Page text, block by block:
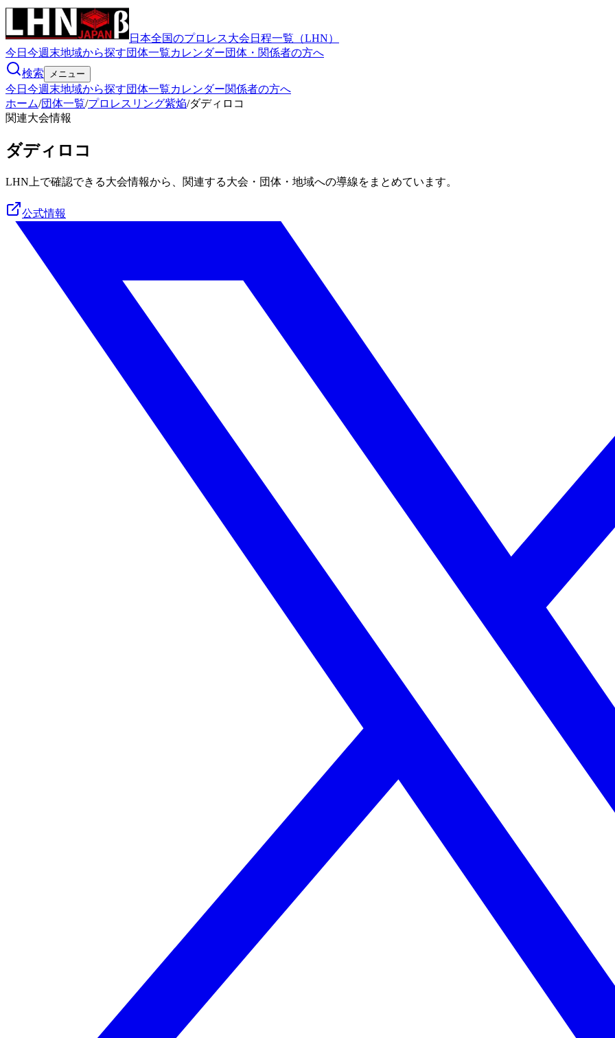
日本全国のプロレス大会日程一覧（LHN）
今日 今週末地域から探す団体一覧カレンダー団体・関係者の方へ
検索
メニュー
今日 今週末地域から探す団体一覧カレンダー関係者の方へ
ホーム/団体一覧/プロレスリング紫焔/ダディロコ
関連大会情報
ダディロコ
LHN上で確認できる大会情報から、関連する大会・団体・地域への導線をまとめています。
公式情報